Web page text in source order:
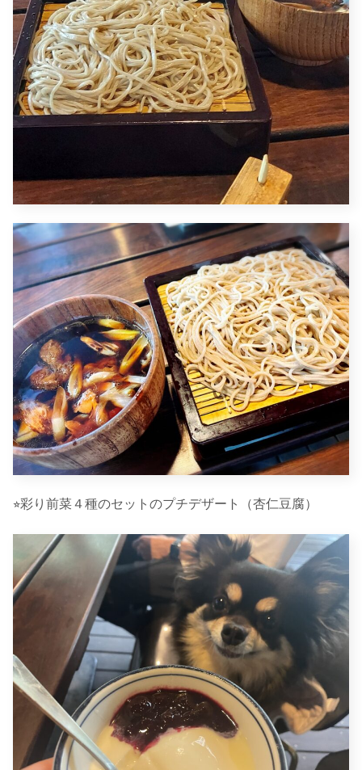
⭐︎彩り前菜４種のセットのプチデザート（杏仁豆腐）